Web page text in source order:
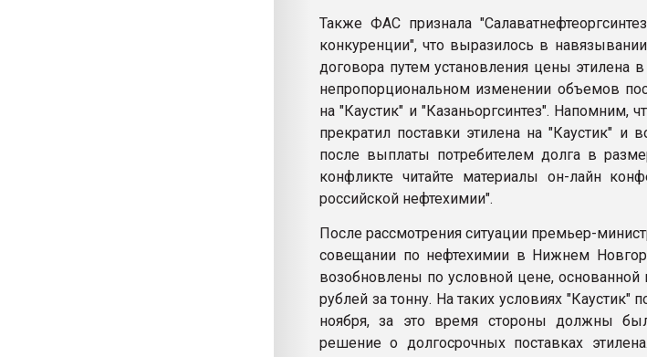
Также ФАС признала
конкуренции", что выразилось в
договора путем установления цены этилена
непропорциональном изменении объемов
на "Каустик" и "Казаньоргсинтез". Напомним,
прекратил поставки этилена на "Каустик" и
после выплаты потребителем долга в
конфликте читайте материалы он-лайн
российской нефтехимии".
После рассмотрения ситуации премьер-
совещании по нефтехимии в Нижнем
возобновлены по условной цене,
рублей за тонну. На таких условиях "Каустик"
ноября, за это время стороны должны
решение о долгосрочных поставках